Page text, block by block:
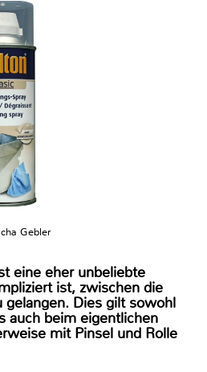
Gebler
eine eher unbeliebte
ist, zwischen die
gelangen. Dies gilt sowohl
auch beim eigentlichen
mit Pinsel und Rolle